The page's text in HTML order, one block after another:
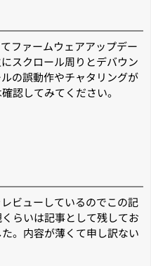
ファームウェアアップデー
スクロール周りとデバウン
の誤動作やチャタリングが
認してみてください。
ビューしているのでこの記
らいは記事として残してお
。内容が薄くて申し訳ない